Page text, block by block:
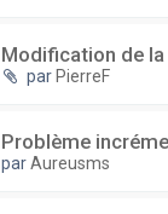
Modification de
par PierreF
Problème
parAureusms